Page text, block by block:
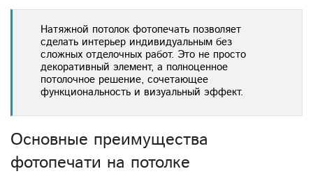
Натяжной потолок фотопечать позволяет
сделать интерьер индивидуальным без
сложных отделочных работ. Это не просто
декоративный элемент, а полноценное
потолочное решение, сочетающее
функциональность и визуальный эффект.
Основные преимущества
фотопечати на потолке